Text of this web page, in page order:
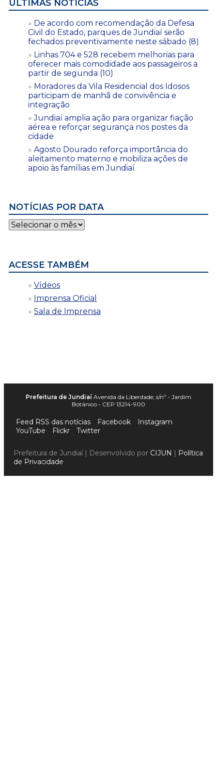
ÚLTIMAS NOTÍCIAS
De acordo com recomendação da Defesa
Civil do Estado, parques de Jundiaí serão
fechados preventivamente neste sábado (8)
Linhas 704 e 528 recebem melhorias para
oferecer mais comodidade aos passageiros a
partir de segunda (10)
Moradores da Vila Residencial dos Idosos
participam de manhã de convivência e
integração
Jundiaí amplia ação para organizar fiação
aérea e reforçar segurança nos postes da
cidade
Agosto Dourado reforça importância do
aleitamento materno e mobiliza ações de
apoio às famílias em Jundiaí
NOTÍCIAS POR DATA
Notícias
por
ACESSE TAMBÉM
Vídeos
Imprensa Oficial
Sala de Imprensa
Prefeitura de Jundiaí Avenida da Liberdade, s/nº - Jardim
Botânico - CEP 13214-900
Feed RSS das notícias Facebook
Instagram
YouTube
Flickr Twitter
Prefeitura de Jundiaí | Desenvolvido por CIJUN | Política
de Privacidade